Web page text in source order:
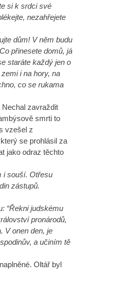
si k srdci své
nezahřejete
dům! V něm budu
přinesete domů, já
staráte každý jen o
i na hory, na
co se rukama
zavraždit
smrti to
vzešel z
se prohlásil za
jako odraz těchto
i souší. Otřesu
zástupů.
“Řekni judskému
pronárodů,
V onen den, je
a učiním tě
Oltář byl